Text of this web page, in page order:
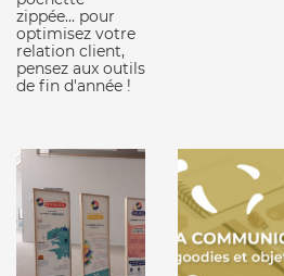
zippée... pour
optimisez votre
relation client,
pensez aux outils
de fin d'année !